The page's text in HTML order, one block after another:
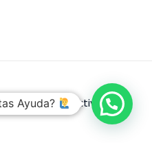
PorLSB Creativa
Ayuda?